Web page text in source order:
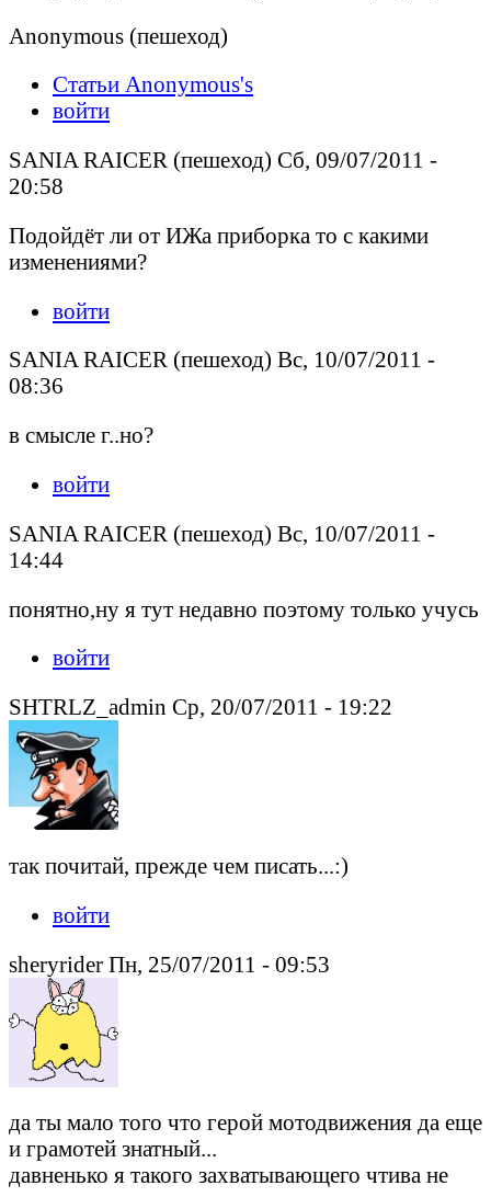
Anonymous (пешеход)
Статьи Anonymous's
войти
SANIA RAICER (пешеход) Сб, 09/07/2011 -
20:58
Подойдёт ли от ИЖа приборка то с какими
изменениями?
войти
SANIA RAICER (пешеход) Вс, 10/07/2011 -
08:36
в смысле г..но?
войти
SANIA RAICER (пешеход) Вс, 10/07/2011 -
14:44
понятно,ну я тут недавно поэтому только учусь
войти
SHTRLZ_admin Ср, 20/07/2011 - 19:22
так почитай, прежде чем писать...:)
войти
sheryrider Пн, 25/07/2011 - 09:53
да ты мало того что герой мотодвижения да еще
и грамотей знатный...
давненько я такого захватывающего чтива не